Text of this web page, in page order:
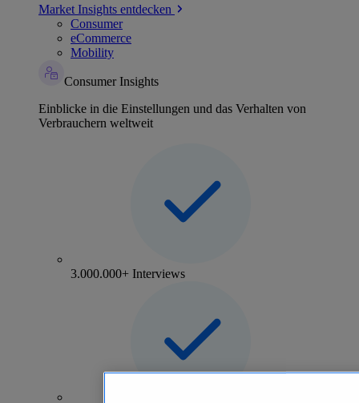
Market Insights entdecken
Consumer
eCommerce
Mobility
Consumer Insights
Einblicke in die Einstellungen und das Verhalten von
Verbrauchern weltweit
3.000.000+ Interviews